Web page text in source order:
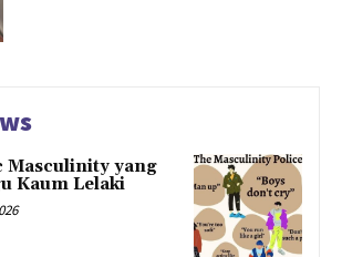
Masculinity yang
Kaum Lelaki